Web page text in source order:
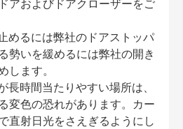
アおよびドアクローザーをご
めるには弊社のドアストッパ
勢いを緩めるには弊社の開き
します。
時間当たりやすい場所は、
変色の恐れがあります。カー
直射日光をさえぎるようにし